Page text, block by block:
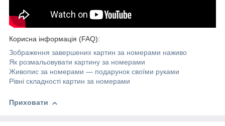
Корисна інформація (FAQ):
Зображення завершених картин за номерами наживо
Як розмальовувати картину за номерами
Живопис за номерами — подарунок своїми руками
Рівні складності картин за номерами
Приховати